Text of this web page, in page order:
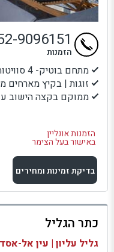
מתחם בוטיק- 4 סוויטות
זוגות | בקיץ מארחים
ממוקם בקצה הישוב
הזמנות אונליין
באישור בעל הצימר
9096151
הזמנות
בדיקת זמינות ומחירים
למתחם זה
בדיקת זמינות ומחירים
כתר הגליל
גליל עליון | עין אל-אסד